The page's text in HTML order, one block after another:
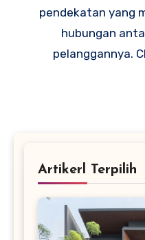
pendekatan yang
hubungan
pelanggannya.
Artikerl Terpilih